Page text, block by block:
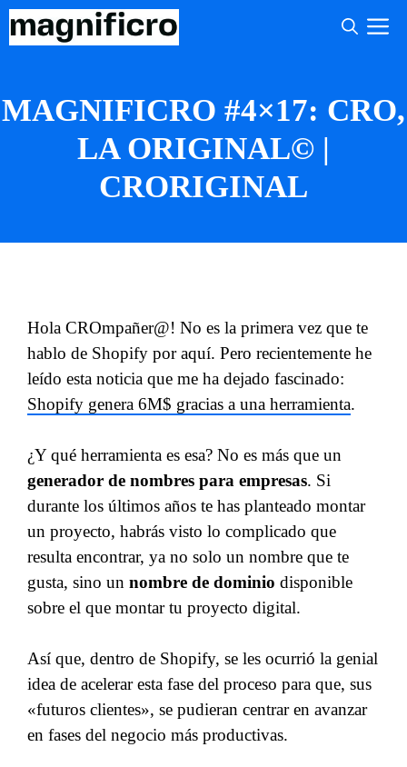
Saltar
MAGNIFICRO #4×17: CRO,
LA ORIGINAL© |
CRORIGINAL
Hola CROmpañer@! No es la primera vez que te
hablo de Shopify por aquí. Pero recientemente he
leído esta noticia que me ha dejado fascinado:
Shopify genera 6M$ gracias a una herramienta.
¿Y qué herramienta es esa? No es más que un
generador de nombres para empresas. Si
durante los últimos años te has planteado montar
un proyecto, habrás visto lo complicado que
resulta encontrar, ya no solo un nombre que te
gusta, sino un nombre de dominio disponible
sobre el que montar tu proyecto digital.
Así que, dentro de Shopify, se les ocurrió la genial
idea de acelerar esta fase del proceso para que, sus
«futuros clientes», se pudieran centrar en avanzar
en fases del negocio más productivas.